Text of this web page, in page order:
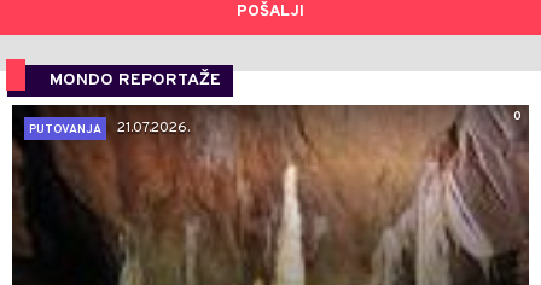
POŠALJI
MONDO REPORTAŽE
0
PUTOVANJA
21.07.2026.